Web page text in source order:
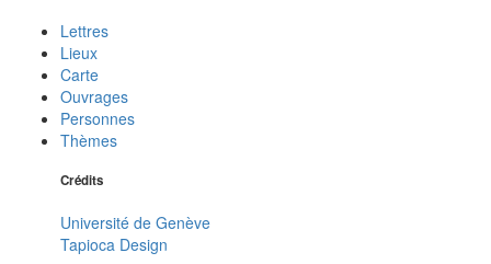
Lettres
Lieux
Carte
Ouvrages
Personnes
Thèmes
Crédits
Université de Genève
Tapioca Design